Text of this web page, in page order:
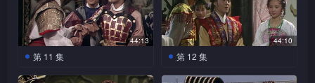
人结婚前夕，七巧发现范睢偷
练太公阴符，范睢辣手杀死七
巧一家灭口。
符，要他断绝交情，一怒离
去。
美貌，收留她于府内，如姬认
出他乃杀人凶手，但不知他与
信陵君之关系，未敢揭穿真
相。范睢欲对如姬轻薄，如姬
做，答允下嫁安厘王。薛萦为
逼信陵君交出太公阴符，不惜
下毒相逼，最后又于心不忍，
把解药交予信陵君。陆菲之尸
生，终能脱险，信陵君见薛萦
忧心之貌，大为心动，薛萦见
信陵君安然脱险，却回复冰冷
态度，忍心与信陵君分手。信
陵君要杀范睢治罪，为安厘王
所阻，信陵君忿忿不平。及
九妹自卑身份与孟尝君不配，
毅然下嫁屠斗以绝爱念，孟尝
君得悉，黯然神伤。黄歇安排
信陵君与薛萦见面，薛萦辩称
接近信陵君只为寻找太公阴
符，信陵君决排除万难为薛萦
44:13
第 11 集
44:10
第 12 集